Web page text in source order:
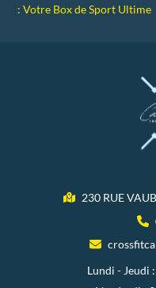
: Votre Box de Sport Ultime
230 RUE
Lundi - Jeudi